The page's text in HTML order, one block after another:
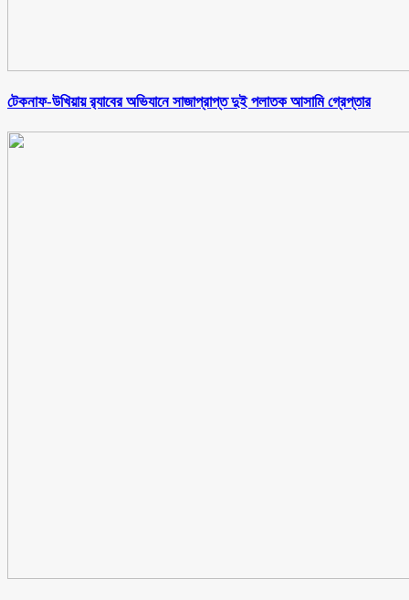
টেকনাফ-উখিয়ায় র‌্যাবের অভিযানে সাজাপ্রাপ্ত দুই পলাতক আসামি গ্রেপ্তার